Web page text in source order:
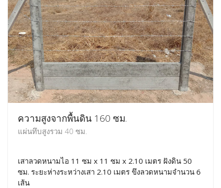
ความสูงจากพื้นดิน 160 ซม.
แผ่นทึบสูงรวม 40 ซม.
เสาลวดหนามไอ 11 ซม x 11 ซม x 2.10 เมตร ฝังดิน 50
ซม. ระยะห่างระหว่างเสา 2.10 เมตร ขึงลวดหนามจำนวน 6
เส้น